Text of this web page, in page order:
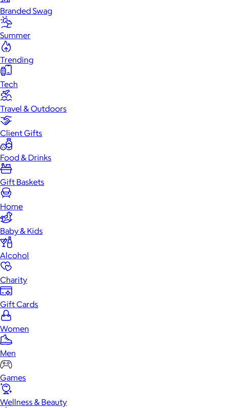
Branded Swag
Summer
Trending
Tech
Travel & Outdoors
Client Gifts
Food & Drinks
Gift Baskets
Home
Baby & Kids
Alcohol
Charity
Gift Cards
Women
Men
Games
Wellness & Beauty